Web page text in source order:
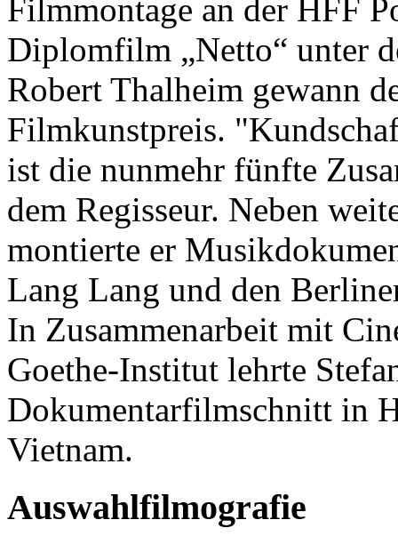
Filmmontage an der HFF
Diplomfilm „Netto“ unter
Robert Thalheim gewann
Filmkunstpreis.
ist die nunmehr fünfte
dem Regisseur. Neben
montierte er
Lang Lang und den
In Zusammenarbeit mit
Goethe-Institut lehrte
Dokumentarfilmschnitt in
Vietnam.
Auswahlfilmografie